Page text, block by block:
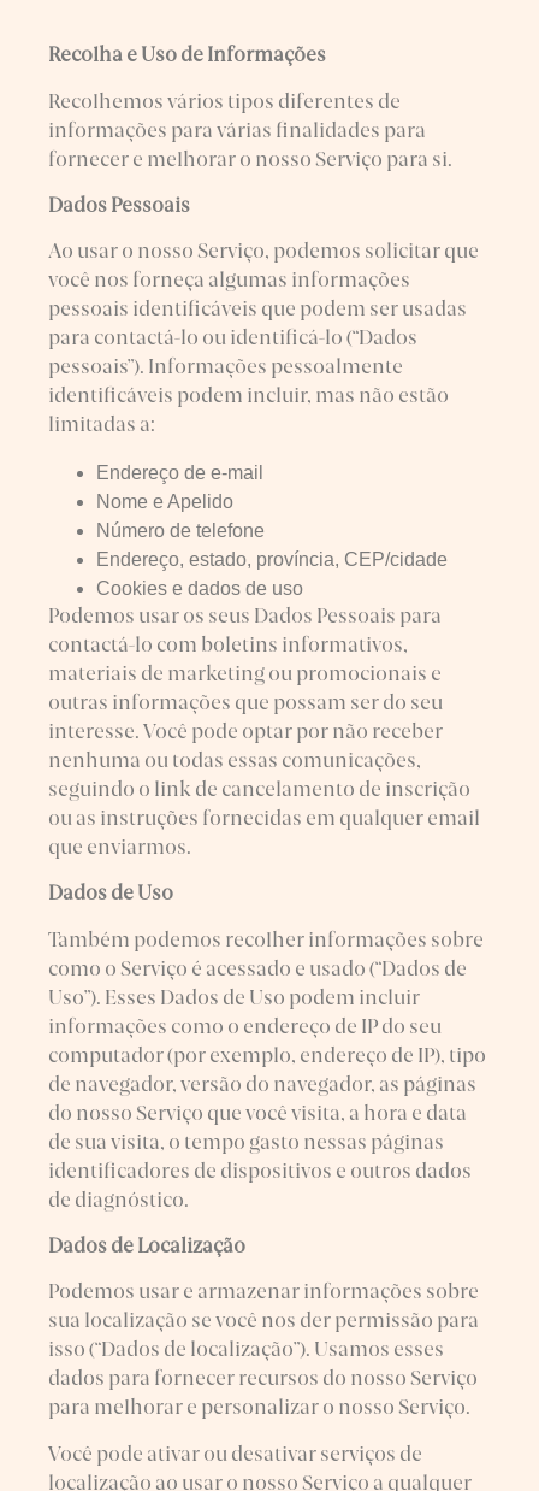
Recolha e Uso de Informações
Recolhemos vários tipos diferentes de
informações para várias finalidades para
fornecer e melhorar o nosso Serviço para si.
Dados Pessoais
Ao usar o nosso Serviço, podemos solicitar que
você nos forneça algumas informações
pessoais identificáveis que podem ser usadas
para contactá-lo ou identificá-lo (“Dados
pessoais”). Informações pessoalmente
identificáveis podem incluir, mas não estão
limitadas a:
Endereço de e-mail
Nome e Apelido
Número de telefone
Endereço, estado, província, CEP/cidade
Cookies e dados de uso
Podemos usar os seus Dados Pessoais para
contactá-lo com boletins informativos,
materiais de marketing ou promocionais e
outras informações que possam ser do seu
interesse. Você pode optar por não receber
nenhuma ou todas essas comunicações,
seguindo o link de cancelamento de inscrição
ou as instruções fornecidas em qualquer email
que enviarmos.
Dados de Uso
Também podemos recolher informações sobre
como o Serviço é acessado e usado (“Dados de
Uso”). Esses Dados de Uso podem incluir
informações como o endereço de IP do seu
computador (por exemplo, endereço de IP), tipo
de navegador, versão do navegador, as páginas
do nosso Serviço que você visita, a hora e data
de sua visita, o tempo gasto nessas páginas
identificadores de dispositivos e outros dados
de diagnóstico.
Dados de Localização
Podemos usar e armazenar informações sobre
sua localização se você nos der permissão para
isso (“Dados de localização”). Usamos esses
dados para fornecer recursos do nosso Serviço
para melhorar e personalizar o nosso Serviço.
Você pode ativar ou desativar serviços de
localização ao usar o nosso Serviço a qualquer